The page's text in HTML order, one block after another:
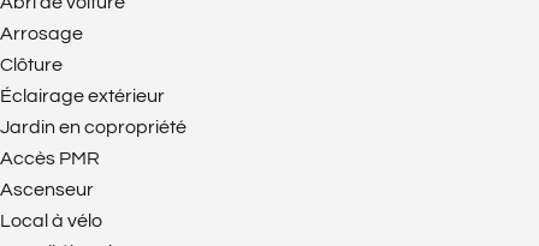
Arrosage
Clôture
Éclairage extérieur
Jardin en copropriété
Accès PMR
Ascenseur
Local à vélo